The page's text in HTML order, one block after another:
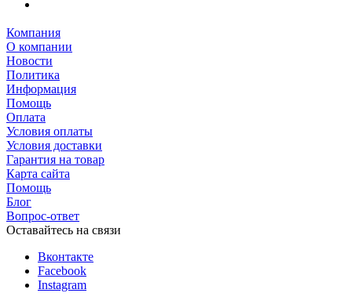
Компания
О компании
Новости
Политика
Информация
Помощь
Оплата
Условия оплаты
Условия доставки
Гарантия на товар
Карта сайта
Помощь
Блог
Вопрос-ответ
Оставайтесь на связи
Вконтакте
Facebook
Instagram